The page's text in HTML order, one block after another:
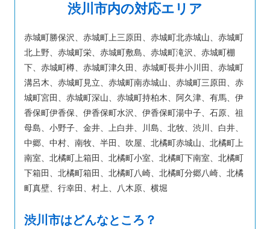
渋川市内の対応エリア
赤城町勝保沢、赤城町上三原田、赤城町北赤城山、赤城町
北上野、赤城町栄、赤城町敷島、赤城町滝沢、赤城町棚
下、赤城町樽、赤城町津久田、赤城町長井小川田、赤城町
溝呂木、赤城町見立、赤城町南赤城山、赤城町三原田、赤
城町宮田、赤城町深山、赤城町持柏木、阿久津、有馬、伊
香保町伊香保、伊香保町水沢、伊香保町湯中子、石原、祖
母島、小野子、金井、上白井、川島、北牧、渋川、白井、
中郷、中村、南牧、半田、吹屋、北橘町赤城山、北橘町上
南室、北橘町上箱田、北橘町小室、北橘町下南室、北橘町
下箱田、北橘町箱田、北橘町八崎、北橘町分郷八崎、北橘
町真壁、行幸田、村上、八木原、横堀
渋川市はどんなところ？